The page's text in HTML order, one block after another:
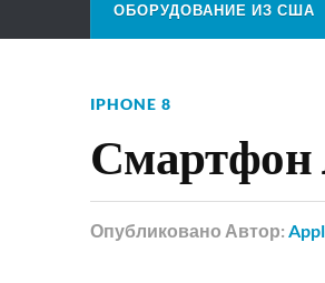
ОБОРУДОВАНИЕ ИЗ США
IPHONE 8
Опубликовано Автор: